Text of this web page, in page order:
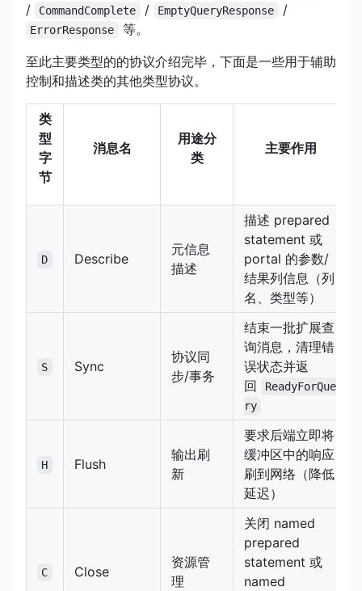
/ CommandComplete / EmptyQueryResponse /
ErrorResponse
等。
至此主要类型的的协议介绍完毕，下面是一些用于辅助
控制和描述类的其他类型协议。
类
型
字
节
消息名
用途分
类
主要作用
D Describe
元信息
描述
描述 prepared
statement 或
portal 的参数/
结果列信息（列
名、类型等）
S Sync
协议同
步/事务
结束一批扩展查
询消息，清理错
误状态并返
回
ReadyForQue
ry
H Flush
输出刷
新
要求后端立即将
缓冲区中的响应
刷到网络（降低
延迟）
C Close
资源管
理
关闭 named
prepared
statement 或
named